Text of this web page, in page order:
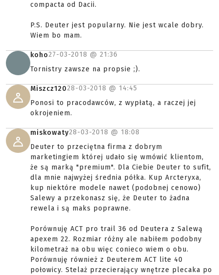
compacta od Dacii.
P.S. Deuter jest popularny. Nie jest wcale dobry.
Wiem bo mam.
koho27-03-2018 @ 21:36
Tornistry zawsze na propsie ;).
Miszcz12028-03-2018 @ 14:45
Ponosi to pracodawców, z wypłatą, a raczej jej
okrojeniem.
miskowaty28-03-2018 @ 18:08
Deuter to przeciętna firma z dobrym
marketingiem której udało się wmówić klientom,
że są marką "premium". Dla Ciebie Deuter to sufit,
dla mnie najwyżej średnia półka. Kup Arcteryxa,
kup niektóre modele nawet (podobnej cenowo)
Salewy a przekonasz się, że Deuter to żadna
rewela i są maks poprawne.
Porównuję ACT pro trail 36 od Deutera z Salewą
apexem 22. Rozmiar różny ale nabiłem podobny
kilometraż na obu więc conieco wiem o obu.
Porównuję również z Deuterem ACT lite 40
połowicy. Stelaż przecierający wnętrze plecaka po